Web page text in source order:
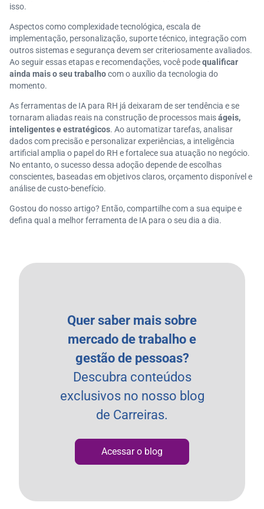
isso.
Aspectos como complexidade tecnológica, escala de
implementação, personalização, suporte técnico, integração com
outros sistemas e segurança devem ser criteriosamente avaliados.
Ao seguir essas etapas e recomendações, você podequalificar
ainda mais o seu trabalhocom o auxílio da tecnologia do
momento.
As ferramentas de IA para RH já deixaram de ser tendência e se
tornaram aliadas reais na construção de processos maiságeis,
inteligentes e estratégicos. Ao automatizar tarefas, analisar
dados com precisão e personalizar experiências, a inteligência
artificial amplia o papel do RH e fortalece sua atuação no negócio.
No entanto, o sucesso dessa adoção depende de escolhas
conscientes, baseadas em objetivos claros, orçamento disponível e
análise de custo-benefício.
Gostou do nosso artigo? Então, compartilhe com a sua equipe e
defina qual a melhor ferramenta de IA para o seu dia a dia.
Quer saber mais sobre
mercado de trabalho e
gestão de pessoas?
Descubra conteúdos
exclusivos no nosso blog
de Carreiras.
Acessar o blog